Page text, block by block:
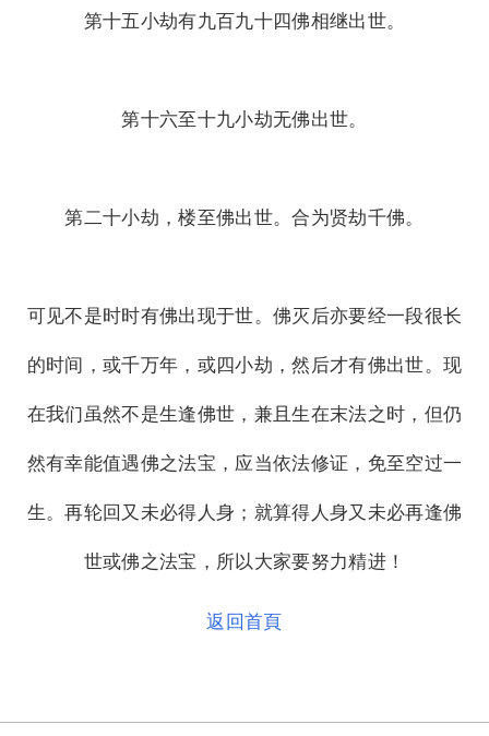
第十五小劫有九百九十四佛相继出世。
第十六至十九小劫无佛出世。
第二十小劫，楼至佛出世。合为贤劫千佛。
可见不是时时有佛出现于世。佛灭后亦要经一段很长
的时间，或千万年，或四小劫，然后才有佛出世。现
在我们虽然不是生逢佛世，兼且生在末法之时，但仍
然有幸能值遇佛之法宝，应当依法修证，免至空过一
生。再轮回又未必得人身；就算得人身又未必再逢佛
世或佛之法宝，所以大家要努力精进！
返回首頁